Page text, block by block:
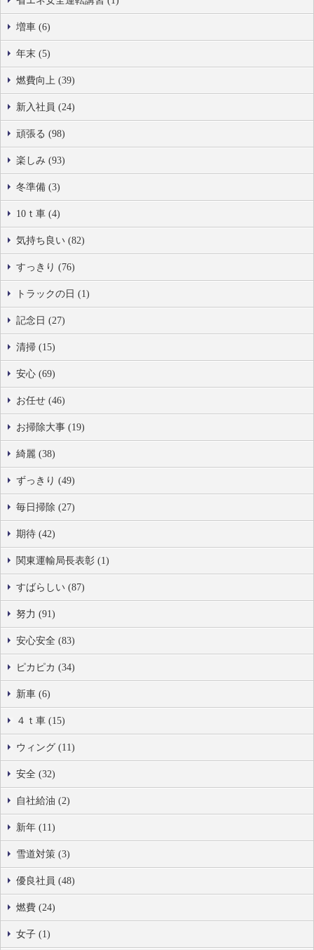
増車 (6)
年末 (5)
燃費向上 (39)
新入社員 (24)
頑張る (98)
楽しみ (93)
冬準備 (3)
10ｔ車 (4)
気持ち良い (82)
すっきり (76)
トラックの日 (1)
記念日 (27)
清掃 (15)
安心 (69)
お任せ (46)
お掃除大事 (19)
綺麗 (38)
ずっきり (49)
毎日掃除 (27)
期待 (42)
関東運輸局長表彰 (1)
すばらしい (87)
努力 (91)
安心安全 (83)
ピカピカ (34)
新車 (6)
４ｔ車 (15)
ウィング (11)
安全 (32)
自社給油 (2)
新年 (11)
雪道対策 (3)
優良社員 (48)
燃費 (24)
女子 (1)